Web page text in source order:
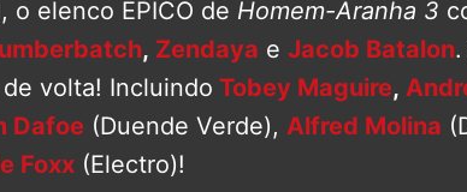
o elenco ÉPICO de Homem-Aranha 3
, Zendaya e Jacob Batalon
volta! Incluindo Tobey Maguire,
Dafoe (Duende Verde), Alfred Molina
Foxx (Electro)!